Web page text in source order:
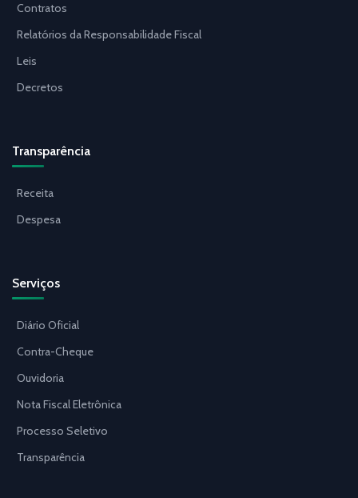
Contratos
Relatórios da Responsabilidade Fiscal
Leis
Decretos
Transparência
Receita
Despesa
Serviços
Diário Oficial
Contra-Cheque
Ouvidoria
Nota Fiscal Eletrônica
Processo Seletivo
Transparência